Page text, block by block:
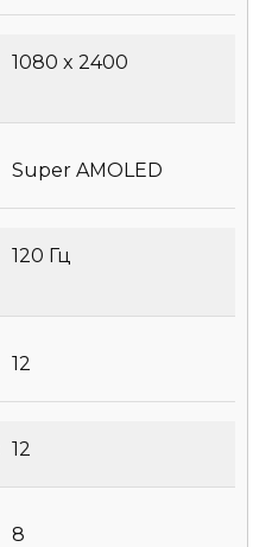
1080 x 2400
Super AMOLED
120 Гц
12
12
8